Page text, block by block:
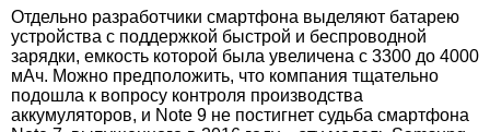
Отдельно разработчики смартфона выделяют батарею
устройства с поддержкой быстрой и беспроводной
зарядки, емкость которой была увеличена с 3300 до 4000
мАч. Можно предположить, что компания тщательно
подошла к вопросу контроля производства
аккумуляторов, и Note 9 не постигнет судьба смартфона